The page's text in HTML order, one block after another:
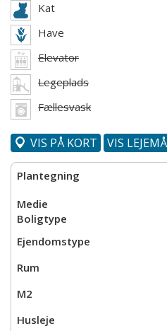
Kat
Have
Elevator
Legeplads
Fællesvask
VIS PÅ KORT VIS